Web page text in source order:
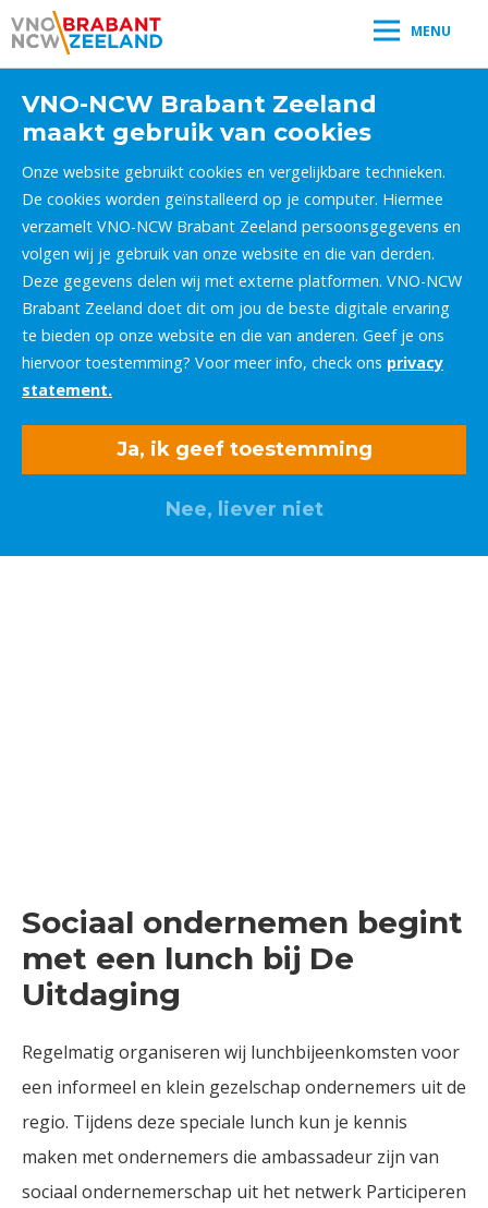
MENU
VNO-NCW Brabant Zeeland
maakt gebruik van cookies
Onze website gebruikt cookies en vergelijkbare technieken.
De cookies worden geïnstalleerd op je computer. Hiermee
verzamelt VNO-NCW Brabant Zeeland persoonsgegevens en
volgen wij je gebruik van onze website en die van derden.
Deze gegevens delen wij met externe platformen. VNO-NCW
Brabant Zeeland doet dit om jou de beste digitale ervaring
te bieden op onze website en die van anderen. Geef je ons
hiervoor toestemming? Voor meer info, check ons privacy
statement.
Ja, ik geef toestemming
Nee, liever niet
Sociaal ondernemen begint
met een lunch bij De
Uitdaging
Regelmatig organiseren wij lunchbijeenkomsten voor
een informeel en klein gezelschap ondernemers uit de
regio. Tijdens deze speciale lunch kun je kennis
maken met ondernemers die ambassadeur zijn van
sociaal ondernemerschap uit het netwerk Participeren